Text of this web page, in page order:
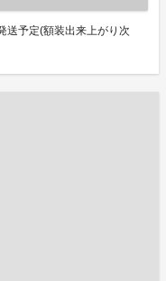
送予定(額装出来上がり次